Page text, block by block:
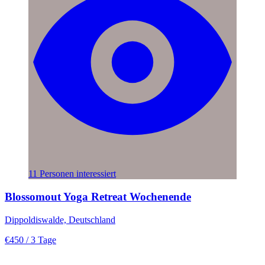
11 Personen interessiert
Blossomout Yoga Retreat Wochenende
Dippoldiswalde, Deutschland
€450 / 3 Tage